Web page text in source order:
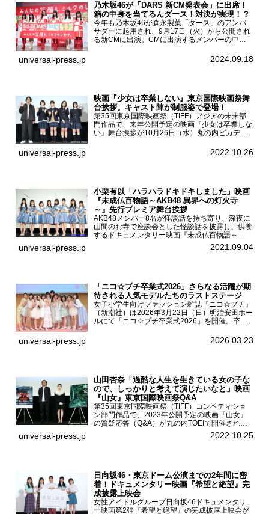
乃木坂46が「DARS 新CM発表会」に出席！
箱の中身を当てるんダース！対決が実現！？
今年も乃木坂46が森永製菓「ダース」のアンバ
サダーに起用され、9月17日（火）から公開され
る新CMに出演。CMに出演するメンバーの中か
一ノ瀬美空、菅原咲月が都内にて開催された
universal-press.jp 2024.09.18
映画『少女は卒業しない』東京国際映画祭舞
台挨拶。キャスト陣が制服姿で登場！
第35回東京国際映画祭（TIFF）アジアの未来部
門作品で、来年公開予定の映画『少女は卒業しな
い』舞台挨拶が10月26日（水）丸の内ピカデリ
宮山莉渚、中井友望、監督の中川駿が登壇。映画
universal-press.jp 2022.10.26
小栗有以「ハラハラドキドキしました」映画
『未成仏百物語～AKB48 異界への灯火寺
～』先行プレミア舞台挨拶
AKB48メンバー8名が怪談話を持ち寄り、深夜に
山間のお寺で座談会とした怪談話を披露し、供養
するドキュメンタリー映画『未成仏百物語～
AKB48異界への灯火寺～』の先行プレミア舞台
挨拶が東京・ユナイテッド・シネマ豊洲で開催さ
universal-press.jp 2021.09.04
「ニコ☆プチ卒業式2026」さらなる活躍が期
待される人気モデルたちのラストステージ
女子小学生向けファッション雑誌『ニコ☆プチ』
（新潮社）は2026年3月22日（日）明治安田ホー
ルにて「ニコ☆プチ卒業式2026」を開催。卒業
ん、末永ひなた、高梨琴乃、土井ありさ、藤田蒼
universal-press.jp 2026.03.23
山田杏奈「過酷な人生を生きている女の子な
ので、しっかりと考えて演じたいなと」映画
『山女』東京国際映画祭Q&A
第35回東京国際映画祭（TIFF）コンペティショ
ン部門作品で、2023年公開予定の映画『山女』
の質疑応答（Q&A）が丸の内TOEIで開催され、
主演を務めた女優の山田杏奈、監督の福永壮志が
登壇。本作について語った。映画『山女』第35
universal-press.jp 2022.10.25
日向坂46・東京ドーム公演までの2年間に密
着！ドキュメンタリー映画『希望と絶望』完
成披露上映会
女性アイドルグループ日向坂46ドキュメンタリ
ー映画第2弾『希望と絶望』の完成披露上映会が